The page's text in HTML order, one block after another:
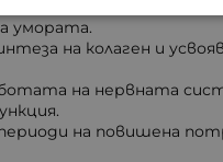
нормалния енергиен
умората.
на колаген и
на нервната
на повишена